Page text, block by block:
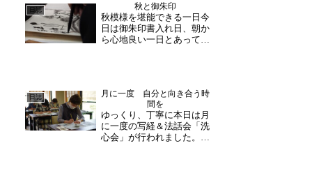
の方が発願し建立され、自
由律俳句で有名な尾崎放哉
も晩年寄宿していたこと
で...
日誌 秋と御朱印
秋模様を堪能できる一日今
日は御朱印書入れ日、朝か
ら心地良い一日とあって多
紅葉が映える御朱印と達磨
御朱印が大人気。今日は県
外からも訪れる方が多
く、...
日誌
月に一度 自分と向き合う時
間を
ゆっくり、丁寧に本日は月
に一度の写経＆法話会「洗
心会」が行われました。過